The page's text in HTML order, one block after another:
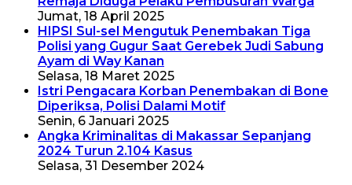
Jumat, 18 April 2025
HIPSI Sul-sel Mengutuk Penembakan Tiga
Polisi yang Gugur Saat Gerebek Judi Sabung
Ayam di Way Kanan
Selasa, 18 Maret 2025
Istri Pengacara Korban Penembakan di Bone
Diperiksa, Polisi Dalami Motif
Senin, 6 Januari 2025
Angka Kriminalitas di Makassar Sepanjang
2024 Turun 2.104 Kasus
Selasa, 31 Desember 2024